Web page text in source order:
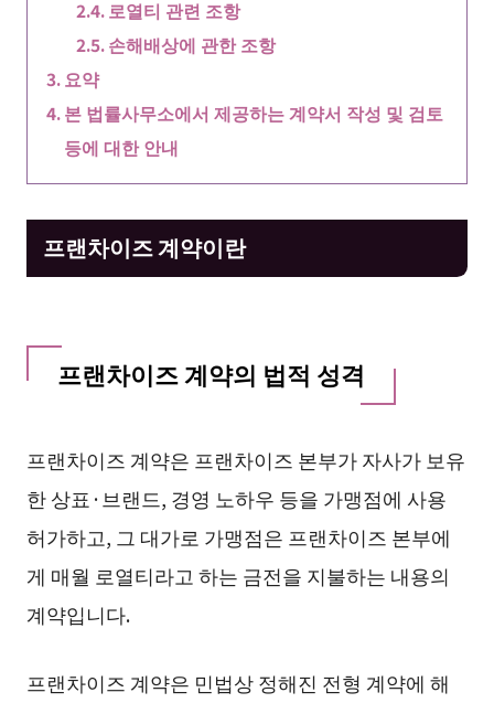
로열티 관련 조항
손해배상에 관한 조항
요약
본 법률사무소에서 제공하는 계약서 작성 및 검토
등에 대한 안내
프랜차이즈 계약이란
프랜차이즈 계약의 법적 성격
프랜차이즈 계약은 프랜차이즈 본부가 자사가 보유
한 상표·브랜드, 경영 노하우 등을 가맹점에 사용
허가하고, 그 대가로 가맹점은 프랜차이즈 본부에
게 매월 로열티라고 하는 금전을 지불하는 내용의
계약입니다.
프랜차이즈 계약은 민법상 정해진 전형 계약에 해